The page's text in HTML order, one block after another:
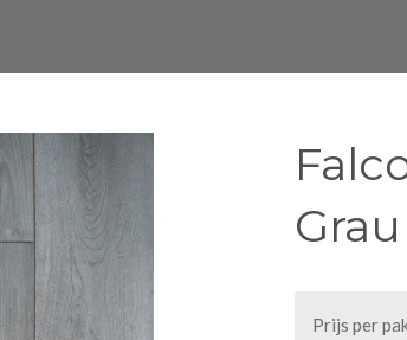
Grau
Prijs per